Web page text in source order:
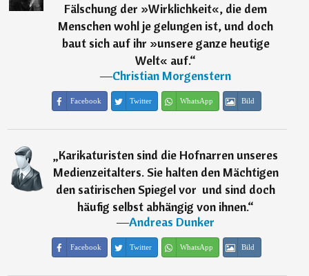
Fälschung der »Wirklichkeit«, die dem
Menschen wohl je gelungen ist, und doch
baut sich auf ihr »unsere ganze heutige
Welt« auf.“
―Christian Morgenstern
Facebook Twitter WhatsApp Bild
„Karikaturisten sind die Hofnarren unseres
Medienzeitalters. Sie halten den Mächtigen
den satirischen Spiegel vor  und sind doch
häufig selbst abhängig von ihnen.“
―Andreas Dunker
Facebook Twitter WhatsApp Bild